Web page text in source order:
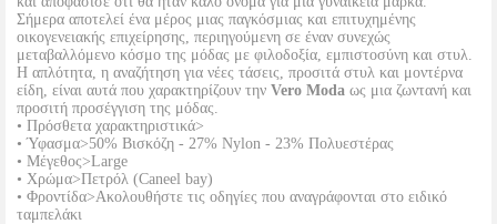
Σήμερα αποτελεί ένα μέρος μιας παγκόσμιας και επιτυχημένης
οικογενειακής επιχείρησης, περιηγούμενη σε έναν συνεχώς
μεταβαλλόμενο κόσμο της μόδας με φιλοδοξία, εμπιστοσύνη και στυλ.
Η απλότητα, η αναζήτηση για νέες τάσεις, προσιτά στυλ και μοντέρνα
είδη, είναι αυτά που χαρακτηρίζουν την Vero Moda ως μια ζωντανή και
προσιτή προσέγγιση της μόδας.
• Πρόσθετα χαρακτηριστικά>
• Ύφασμα>50% Βισκόζη - 27% Nylon - 23% Πολυεστέρας
• Μέγεθος>Large
• Χρώμα>Πετρόλ (Caneel bay)
• Φροντίδα>Ακολουθήστε τις οδηγίες που αναγράφονται στο ειδικό
ταμπελάκι